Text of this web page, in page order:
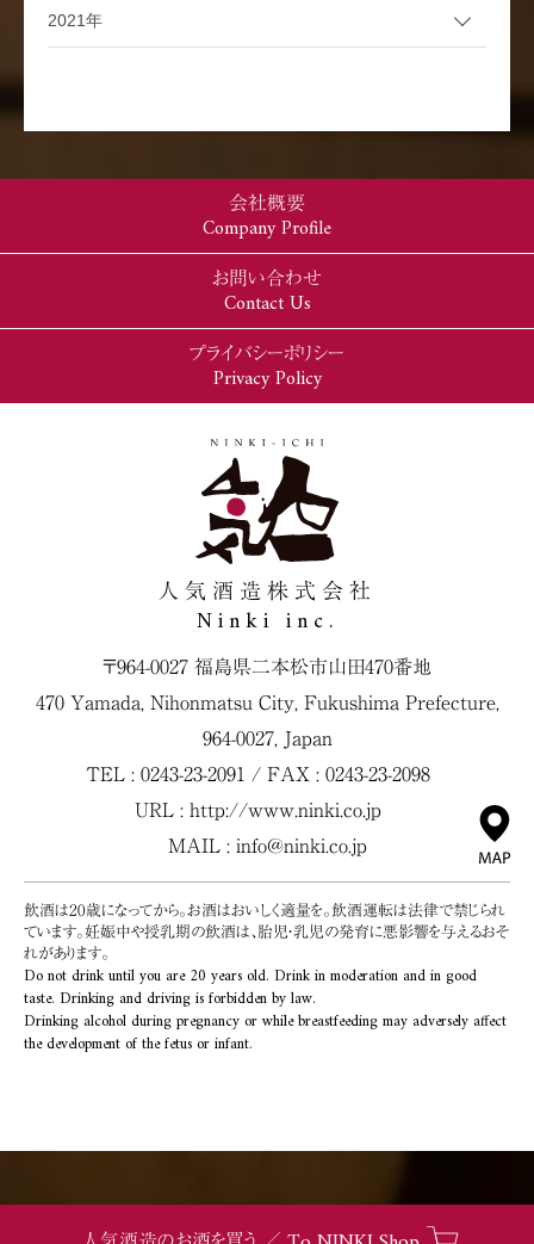
2021年
会社概要
Company Profile
お問い合わせ
Contact Us
プライバシーポリシー
Privacy Policy
人気酒造株式会社
Ninki inc.
〒964-0027 福島県二本松市山田470番地
470 Yamada, Nihonmatsu City, Fukushima Prefecture,
964-0027, Japan
TEL : 0243-23-2091 / FAX : 0243-23-2098
URL : http://www.ninki.co.jp
MAIL : info@ninki.co.jp
飲酒は20歳になってから。お酒はおいしく適量を。飲酒運転は法律で禁じられ
ています。妊娠中や授乳期の飲酒は、胎児・乳児の発育に悪影響を与えるおそ
れがあります。
Do not drink until you are 20 years old. Drink in moderation and in good
taste. Drinking and driving is forbidden by law.
Drinking alcohol during pregnancy or while breastfeeding may adversely affect
the development of the fetus or infant.